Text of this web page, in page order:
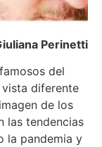
Perinetti
del
diferente
de los
las tendencias
la pandemia y